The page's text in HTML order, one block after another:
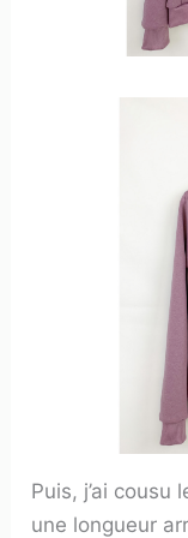
Puis, j’ai cousu
une longueur